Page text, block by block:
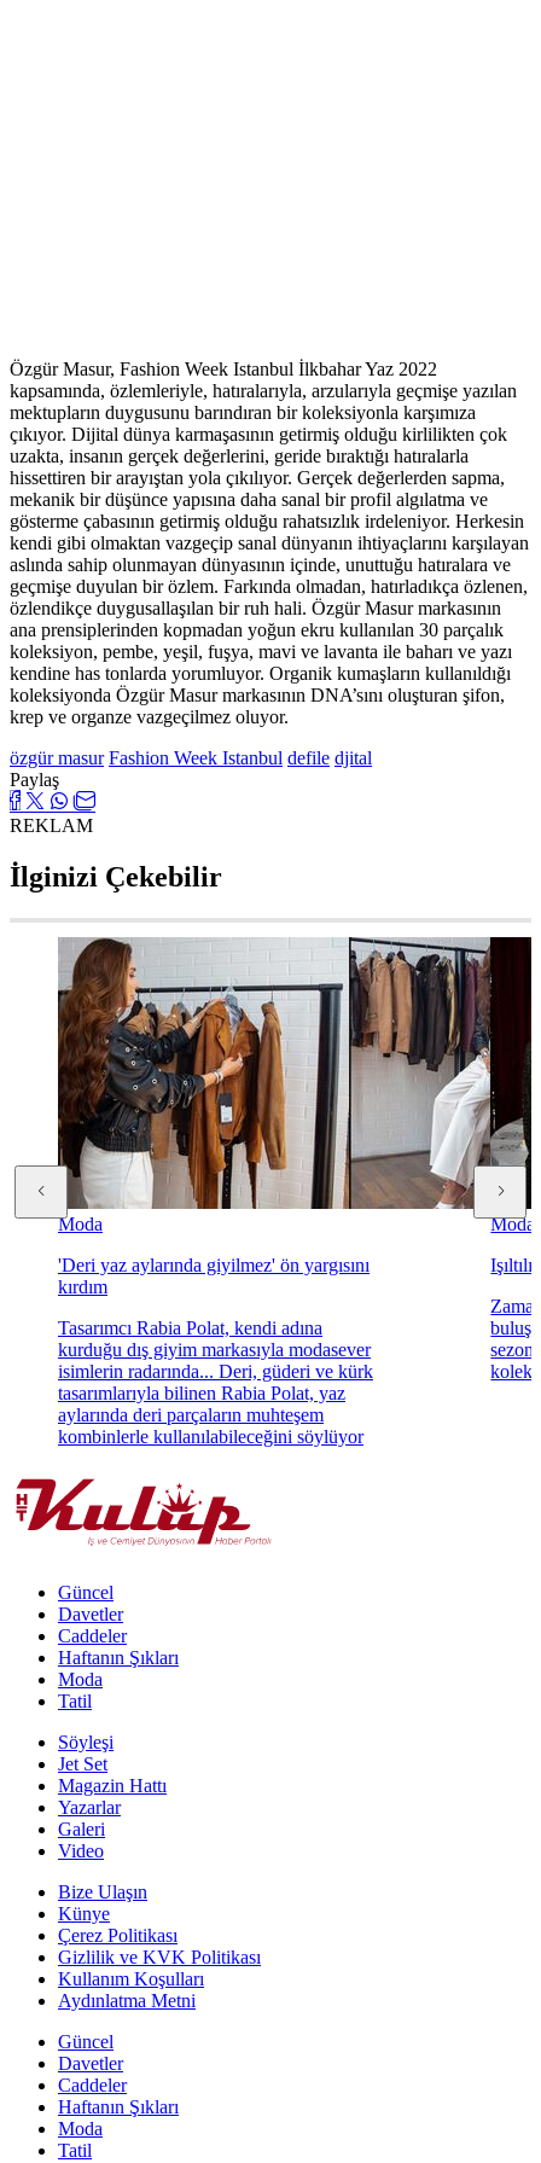
Özgür Masur, Fashion Week Istanbul İlkbahar Yaz 2022
kapsamında, özlemleriyle, hatıralarıyla, arzularıyla geçmişe yazılan
mektupların duygusunu barındıran bir koleksiyonla karşımıza
çıkıyor. Dijital dünya karmaşasının getirmiş olduğu kirlilikten çok
uzakta, insanın gerçek değerlerini, geride bıraktığı hatıralarla
hissettiren bir arayıştan yola çıkılıyor. Gerçek değerlerden sapma,
mekanik bir düşünce yapısına daha sanal bir profil algılatma ve
gösterme çabasının getirmiş olduğu rahatsızlık irdeleniyor. Herkesin
kendi gibi olmaktan vazgeçip sanal dünyanın ihtiyaçlarını karşılayan
aslında sahip olunmayan dünyasının içinde, unuttuğu hatıralara ve
geçmişe duyulan bir özlem. Farkında olmadan, hatırladıkça özlenen,
özlendikçe duygusallaşılan bir ruh hali. Özgür Masur markasının
ana prensiplerinden kopmadan yoğun ekru kullanılan 30 parçalık
koleksiyon, pembe, yeşil, fuşya, mavi ve lavanta ile baharı ve yazı
kendine has tonlarda yorumluyor. Organik kumaşların kullanıldığı
koleksiyonda Özgür Masur markasının DNA’sını oluşturan şifon,
krep ve organze vazgeçilmez oluyor.
özgür masur Fashion Week Istanbul defile djital
Paylaş
REKLAM
İlginizi Çekebilir
Moda
'Deri yaz aylarında giyilmez' ön yargısını
kırdım
Tasarımcı Rabia Polat, kendi adına
kurduğu dış giyim markasıyla modasever
isimlerin radarında... Deri, güderi ve kürk
tasarımlarıyla bilinen Rabia Polat, yaz
aylarında deri parçaların muhteşem
kombinlerle kullanılabileceğini söylüyor
Moda
Güncel
Davetler
Caddeler
Haftanın Şıkları
Moda
Tatil
Söyleşi
Jet Set
Magazin Hattı
Yazarlar
Galeri
Video
Bize Ulaşın
Künye
Çerez Politikası
Gizlilik ve KVK Politikası
Kullanım Koşulları
Aydınlatma Metni
Güncel
Davetler
Caddeler
Haftanın Şıkları
Moda
Tatil